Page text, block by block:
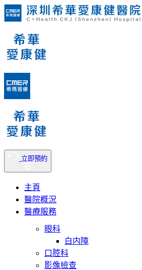
立即預約
主頁
醫院概況
醫療服務
眼科
白内障
口腔科
影像檢查